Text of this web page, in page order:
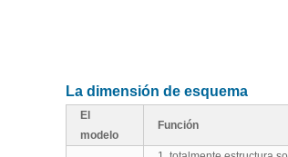
La dimensión de esquema
El
modelo
Función